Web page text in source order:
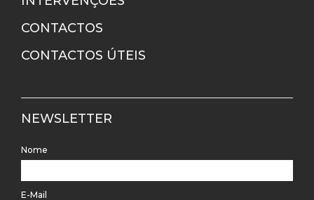
CONTACTOS
CONTACTOS ÚTEIS
NEWSLETTER
Nome
E-Mail